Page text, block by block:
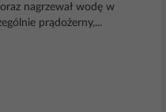
nagrzewał wodę w
prądożerny,...